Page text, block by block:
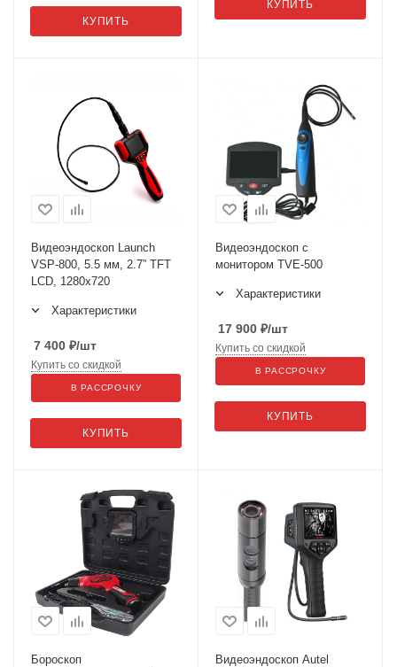
КУПИТЬ
КУПИТЬ
Видеоэндоскоп Launch
VSP-800, 5.5 мм, 2.7” TFT
LCD, 1280x720
Характеристики
7 400 ₽/шт
КУПИТЬ
Купить со скидкой
В РАССРОЧКУ
Видеоэндоскоп с
монитором TVE-500
Характеристики
17 900 ₽/шт
КУПИТЬ
Купить со скидкой
В РАССРОЧКУ
Бороскоп
Видеоэндоскоп Autel